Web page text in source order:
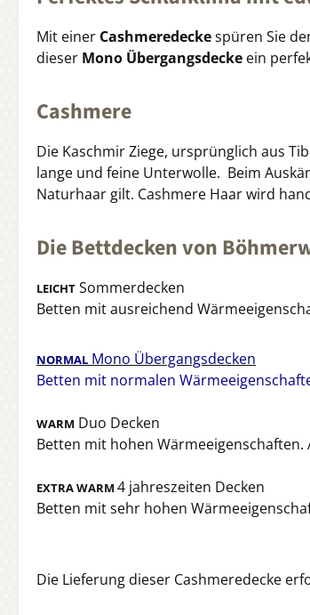
Mit einer Cashmeredeckespüren Sie
dieser Mono Übergangsdecke ein
Cashmere
Die Kaschmir Ziege, ursprünglich aus
lange und feine Unterwolle. Beim
Naturhaar gilt. Cashmere Haar wird
Die Bettdecken von
LEICHT Sommerdecken
Betten mit ausreichend
NORMAL Mono Übergangsdecken
Betten mit normalen
WARM Duo Decken
Betten mit hohen
EXTRA WARM 4 jahreszeiten Decken
Betten mit sehr hohen
Die Lieferung dieser Cashmeredecke